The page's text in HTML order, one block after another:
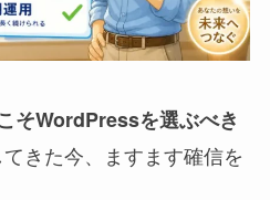
そWordPressを選ぶべき
きた今、ますます確信を